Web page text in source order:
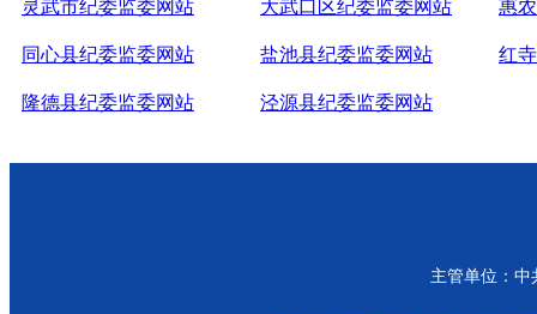
灵武市纪委监委网站 大武口区纪委监委网站 惠
同心县纪委监委网站 盐池县纪委监委网站 红
隆德县纪委监委网站 泾源县纪委监委网站
主管单位：